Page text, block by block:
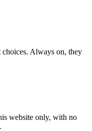
choices. Always on, they
website only, with no